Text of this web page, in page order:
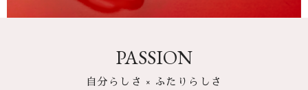
PASSION
自分らしさ × ふたりらしさ